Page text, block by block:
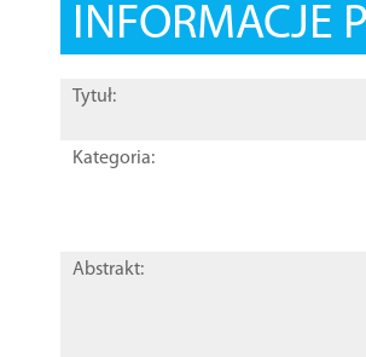
INFORMACJE
Tytuł:
Kategoria:
Abstrakt: